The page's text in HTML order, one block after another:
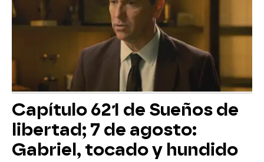
Capítulo 621 de Sueños de
libertad; 7 de agosto:
Gabriel, tocado y hundido